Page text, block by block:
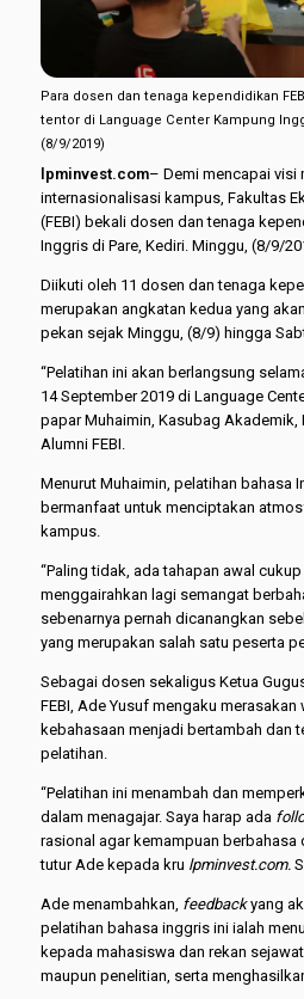
Para dosen dan tenaga kependidikan
tentor di Language Center Kampung
(8/9/2019)
lpminvest.com– Demi mencapai visi
internasionalisasi kampus, Fakultas
(FEBI) bekali dosen dan tenaga
Inggris di Pare, Kediri. Minggu, (8/9/
Diikuti oleh 11 dosen dan tenaga
merupakan angkatan kedua yang
pekan sejak Minggu, (8/9) hingga
“Pelatihan ini akan berlangsung
14 September 2019 di Language
papar Muhaimin, Kasubag Akademik,
Alumni FEBI.
Menurut Muhaimin, pelatihan bahasa
bermanfaat untuk menciptakan
kampus.
“Paling tidak, ada tahapan awal
menggairahkan lagi semangat
sebenarnya pernah dicanangkan
yang merupakan salah satu peserta
Sebagai dosen sekaligus Ketua
FEBI, Ade Yusuf mengaku merasakan
kebahasaan menjadi bertambah dan
pelatihan.
“Pelatihan ini menambah dan
dalam menagajar. Saya harap ada
rasional agar kemampuan berbahasa
tutur Ade kepada kru lpminvest.com.
Ade menambahkan, feedbackyang
pelatihan bahasa inggris ini ialah
kepada mahasiswa dan rekan
maupun penelitian, serta